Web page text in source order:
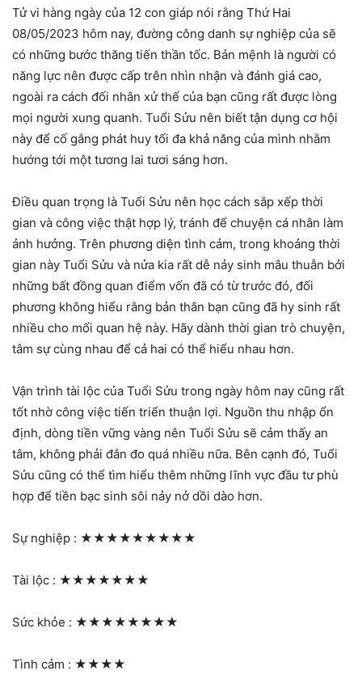
Tử vi hàng ngày của 12 con giáp nói rằng Thứ Hai
08/05/2023 hôm nay, đường công danh sự nghiệp của sẽ
có những bước thăng tiến thần tốc. Bản mệnh là người có
năng lực nên được cấp trên nhìn nhận và đánh giá cao,
ngoài ra cách đối nhân xử thế của bạn cũng rất được lòng
mọi người xung quanh. Tuổi Sửu nên biết tận dụng cơ hội
này để cố gắng phát huy tối đa khả năng của mình nhằm
hướng tới một tương lai tươi sáng hơn.
Điều quan trọng là Tuổi Sửu nên học cách sắp xếp thời
gian và công việc thật hợp lý, tránh để chuyện cá nhân làm
ảnh hưởng. Trên phương diện tình cảm, trong khoảng thời
gian này Tuổi Sửu và nửa kia rất dễ nảy sinh mâu thuẫn bởi
những bất đồng quan điểm vốn đã có từ trước đó, đối
phương không hiểu rằng bản thân bạn cũng đã hy sinh rất
nhiều cho mối quan hệ này. Hãy dành thời gian trò chuyện,
tâm sự cùng nhau để cả hai có thể hiểu nhau hơn.
Vận trình tài lộc của Tuổi Sửu trong ngày hôm nay cũng rất
tốt nhờ công việc tiến triển thuận lợi. Nguồn thu nhập ổn
định, dòng tiền vững vàng nên Tuổi Sửu sẽ cảm thấy an
tâm, không phải đắn đo quá nhiều nữa. Bên cạnh đó, Tuổi
Sửu cũng có thể tìm hiểu thêm những lĩnh vực đầu tư phù
hợp để tiền bạc sinh sôi nảy nở dồi dào hơn.
Sự nghiệp : ★★★★★★★★★
Tài lộc : ★★★★★★★
Sức khỏe : ★★★★★★★★
Tình cảm : ★★★★